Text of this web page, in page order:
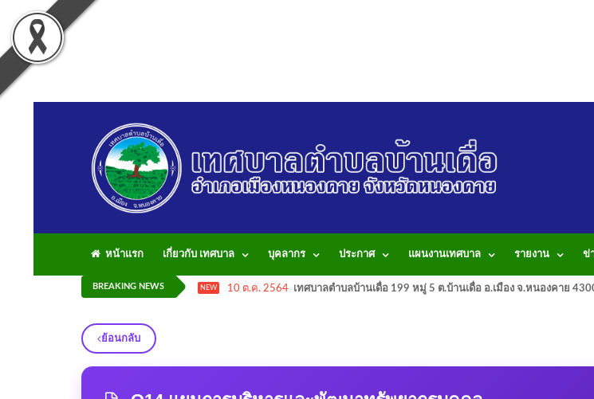
หน้าแรก เกี่ยวกับ เทศบาล บุคลากร ประกาศ แผนงานเทศบาล รายงาน ข่
BREAKING NEWS NEW 10 ต.ค. 2564 เทศบาลตำบลบ้านเดื่อ 199 หมู่ 5 ต.บ้านเดื่อ อ.เมือง จ.หนองคาย
ย้อนกลับ